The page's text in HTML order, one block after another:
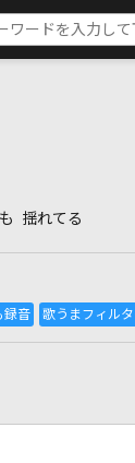
揺れてる